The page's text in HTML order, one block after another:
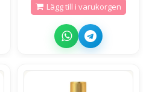
Lägg till i varukorgen